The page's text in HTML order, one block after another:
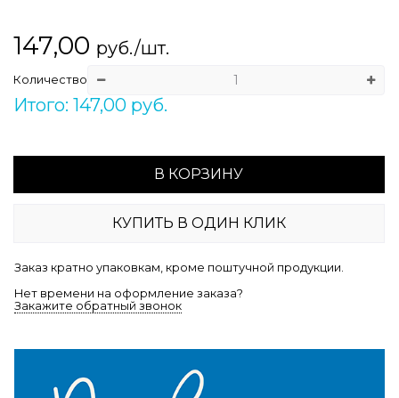
147,00 руб./шт.
Количество
Итого: 147,00 руб.
В КОРЗИНУ
КУПИТЬ В ОДИН КЛИК
Заказ кратно упаковкам, кроме поштучной продукции.
Нет времени на оформление заказа?
Закажите обратный звонок